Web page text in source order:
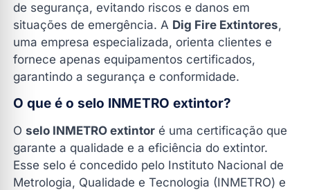
5. Por que escolher uma empresa credenciada pelo
INMETRO?
6. O que é o teste hidrostático?
Faça seu Orçamento
de segurança, evitando riscos e danos em
situações de emergência. A Dig Fire Extintores,
uma empresa especializada, orienta clientes e
fornece apenas equipamentos certificados,
garantindo a segurança e conformidade.
O que é o selo INMETRO extintor?
O selo INMETRO extintor é uma certificação que
garante a qualidade e a eficiência do extintor.
Esse selo é concedido pelo Instituto Nacional de
Metrologia, Qualidade e Tecnologia (INMETRO) e